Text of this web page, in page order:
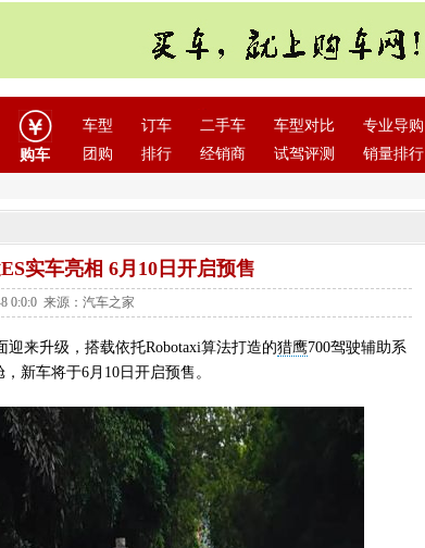
购车
车型 订车 二手车 车型对比
专业导购
团购
排行 经销商 试驾评测 销量排行
实车亮相 6月10日开启预售
0:0:0 来源：汽车之家
迎来升级，搭载依托Robotaxi算法打造的猎鹰700驾驶辅助系
新车将于6月10日开启预售。